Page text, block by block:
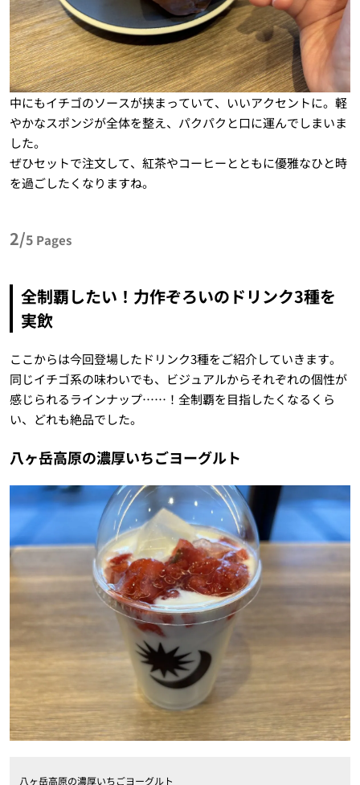
中にもイチゴのソースが挟まっていて、いいアクセントに。軽
やかなスポンジが全体を整え、パクパクと口に運んでしまいま
した。
ぜひセットで注文して、紅茶やコーヒーとともに優雅なひと時
を過ごしたくなりますね。
2/5 Pages
全制覇したい！力作ぞろいのドリンク3種を
実飲
ここからは今回登場したドリンク3種をご紹介していきます。
同じイチゴ系の味わいでも、ビジュアルからそれぞれの個性が
感じられるラインナップ……！全制覇を目指したくなるくら
い、どれも絶品でした。
八ヶ岳高原の濃厚いちごヨーグルト
八ヶ岳高原の濃厚いちごヨーグルト